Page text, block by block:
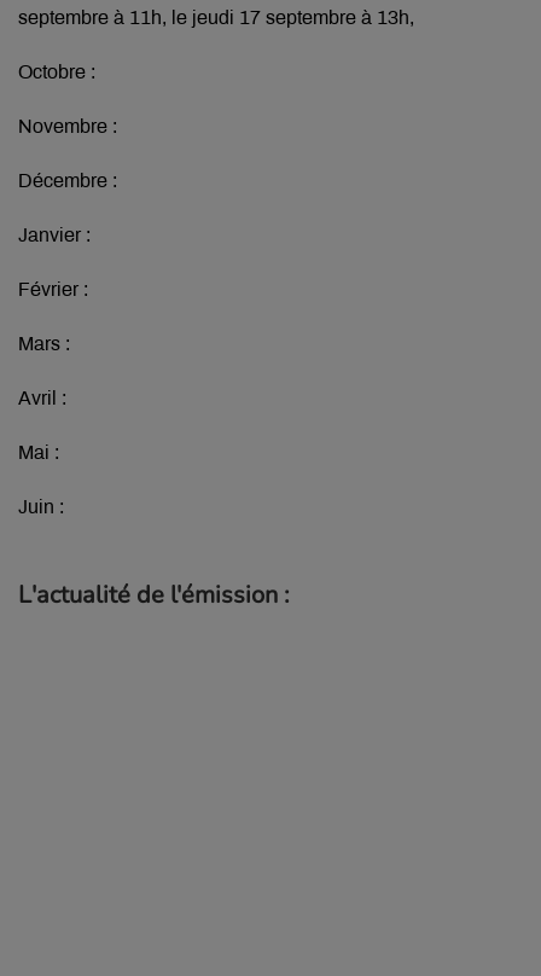
septembre à 11h, le jeudi 17 septembre à 13h,
Octobre :
Novembre :
Décembre :
Janvier :
Février :
Mars :
Avril :
Mai :
Juin :
L'actualité de l'émission :